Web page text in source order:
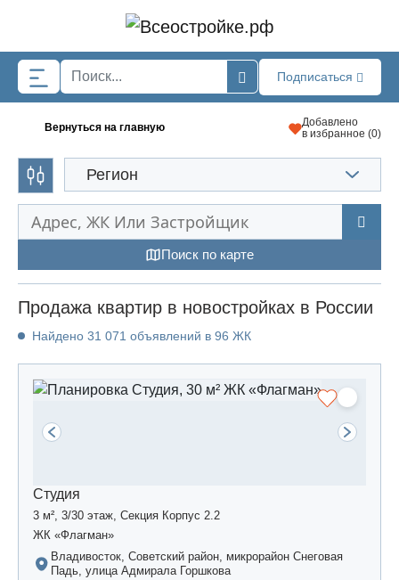
Подписаться
Вернуться на главную
Добавлено
в избранное (0)
Регион
Поиск по карте
Продажа квартир в новостройках в России
Найдено 31 071 объявлений в 96 ЖК
Студия
3 м², 3/30 этаж, Секция Корпус 2.2
ЖК «Флагман»
Владивосток, Советский район, микрорайон Снеговая
Падь, улица Адмирала Горшкова